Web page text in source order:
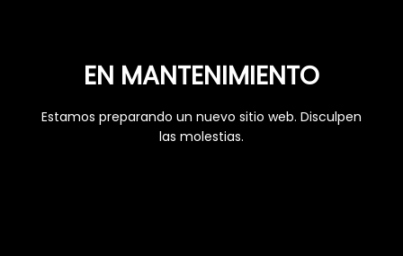
EN MANTENIMIENTO
Estamos preparando un nuevo sitio web. Disculpen
las molestias.